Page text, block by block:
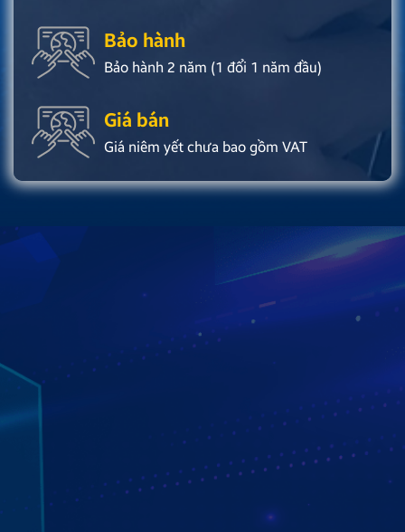
Bảo hành
Bảo hành 2 năm (1 đổi 1 năm đầu)
Giá bán
Giá niêm yết chưa bao gồm VAT